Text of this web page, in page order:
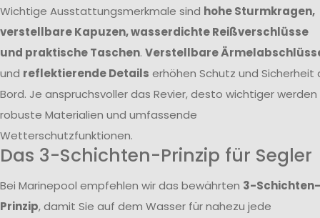
Wichtige Ausstattungsmerkmale sind hohe Sturmkragen,
verstellbare Kapuzen, wasserdichte Reißverschlüsse
und praktische Taschen. Verstellbare
und reflektierende Details erhöhen Schutz und Sicherheit
Bord. Je anspruchsvoller das Revier, desto wichtiger werden
robuste Materialien und umfassende
Wetterschutzfunktionen.
Das 3-Schichten-Prinzip für Segler
Bei Marinepool empfehlen wir das bewährten 3-Schichten-
Prinzip, damit Sie auf dem Wasser für nahezu jede